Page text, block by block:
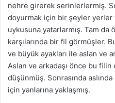
nehre girerek serinlerlermiş.
doyurmak için bir şeyler yerler
uykusuna yatarlarmış. Tam da
karşılarında bir fil görmüşler.
ve büyük ayakları ile aslan ve
Aslan ve arkadaşı önce bu
düşünmüş. Sonrasında
için yanlarına yaklaşmış.